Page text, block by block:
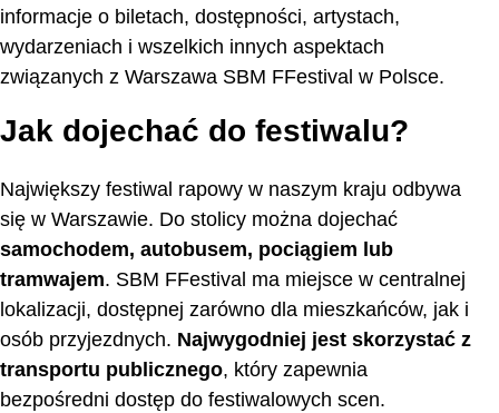
informacje o biletach, dostępności, artystach,
wydarzeniach i wszelkich innych aspektach
związanych z Warszawa SBM FFestival w Polsce.
Jak dojechać do festiwalu?
Największy festiwal rapowy w naszym kraju odbywa
się w Warszawie. Do stolicy można dojechać
samochodem, autobusem, pociągiem lub
tramwajem. SBM FFestival ma miejsce w centralnej
lokalizacji, dostępnej zarówno dla mieszkańców, jak i
osób przyjezdnych. Najwygodniej jest skorzystać z
transportu publicznego, który zapewnia
bezpośredni dostęp do festiwalowych scen.